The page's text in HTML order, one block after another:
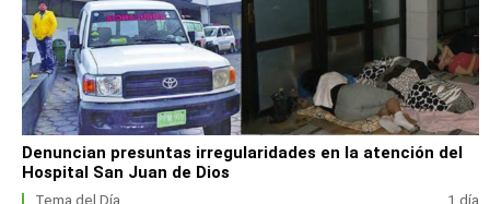
Denuncian presuntas irregularidades en la atención del
Hospital San Juan de Dios
Tema del Día 1 día